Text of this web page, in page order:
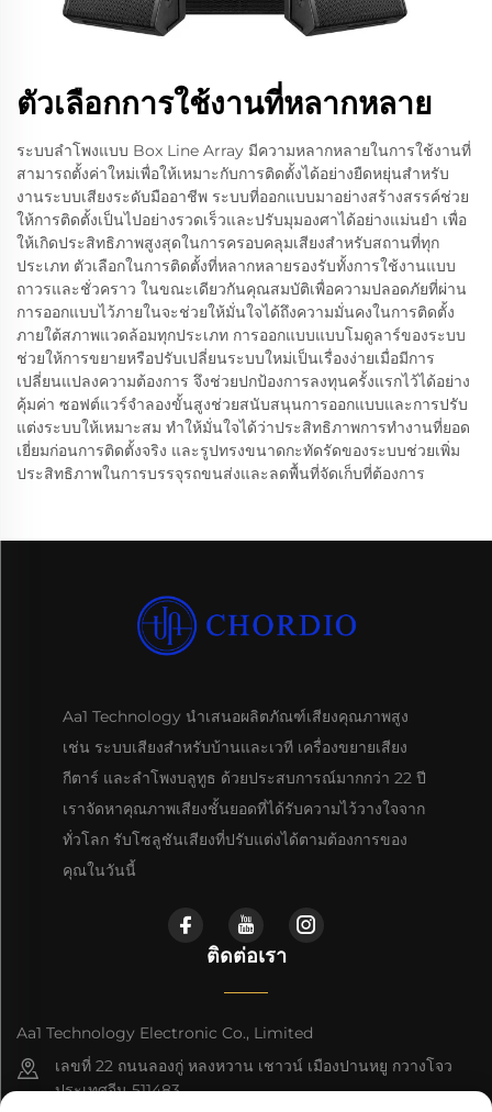
ตัวเลือกการใช้งานที่หลากหลาย
ระบบลำโพงแบบ Box Line Array มีความหลากหลายในการใช้งานที่
สามารถตั้งค่าใหม่เพื่อให้เหมาะกับการติดตั้งได้อย่างยืดหยุ่นสำหรับ
งานระบบเสียงระดับมืออาชีพ ระบบที่ออกแบบมาอย่างสร้างสรรค์ช่วย
ให้การติดตั้งเป็นไปอย่างรวดเร็วและปรับมุมองศาได้อย่างแม่นยำ เพื่อ
ให้เกิดประสิทธิภาพสูงสุดในการครอบคลุมเสียงสำหรับสถานที่ทุก
ประเภท ตัวเลือกในการติดตั้งที่หลากหลายรองรับทั้งการใช้งานแบบ
ถาวรและชั่วคราว ในขณะเดียวกันคุณสมบัติเพื่อความปลอดภัยที่ผ่าน
การออกแบบไว้ภายในจะช่วยให้มั่นใจได้ถึงความมั่นคงในการติดตั้ง
ภายใต้สภาพแวดล้อมทุกประเภท การออกแบบแบบโมดูลาร์ของระบบ
ช่วยให้การขยายหรือปรับเปลี่ยนระบบใหม่เป็นเรื่องง่ายเมื่อมีการ
เปลี่ยนแปลงความต้องการ จึงช่วยปกป้องการลงทุนครั้งแรกไว้ได้อย่าง
คุ้มค่า ซอฟต์แวร์จำลองขั้นสูงช่วยสนับสนุนการออกแบบและการปรับ
แต่งระบบให้เหมาะสม ทำให้มั่นใจได้ว่าประสิทธิภาพการทำงานที่ยอด
เยี่ยมก่อนการติดตั้งจริง และรูปทรงขนาดกะทัดรัดของระบบช่วยเพิ่ม
ประสิทธิภาพในการบรรจุรถขนส่งและลดพื้นที่จัดเก็บที่ต้องการ
Aa1 Technology นำเสนอผลิตภัณฑ์เสียงคุณภาพสูง
เช่น ระบบเสียงสำหรับบ้านและเวที เครื่องขยายเสียง
กีตาร์ และลำโพงบลูทูธ ด้วยประสบการณ์มากกว่า 22 ปี
เราจัดหาคุณภาพเสียงชั้นยอดที่ได้รับความไว้วางใจจาก
ทั่วโลก รับโซลูชันเสียงที่ปรับแต่งได้ตามต้องการของ
คุณในวันนี้
ติดต่อเรา
Aa1 Technology Electronic Co., Limited
เลขที่ 22 ถนนลองกู่ หลงหวาน เชาวน์ เมืองปานหยู กวางโจว
ประเทศจีน 511483